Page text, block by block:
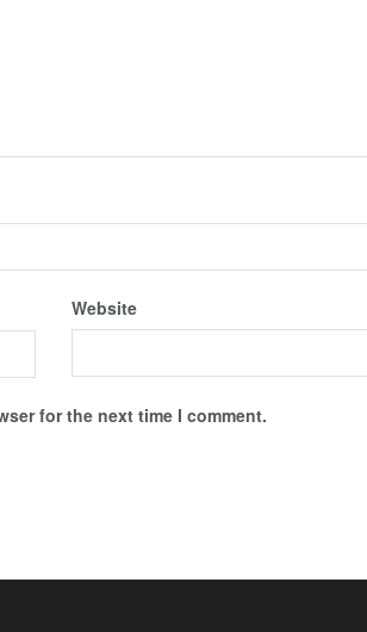
Website
for the next time I comment.